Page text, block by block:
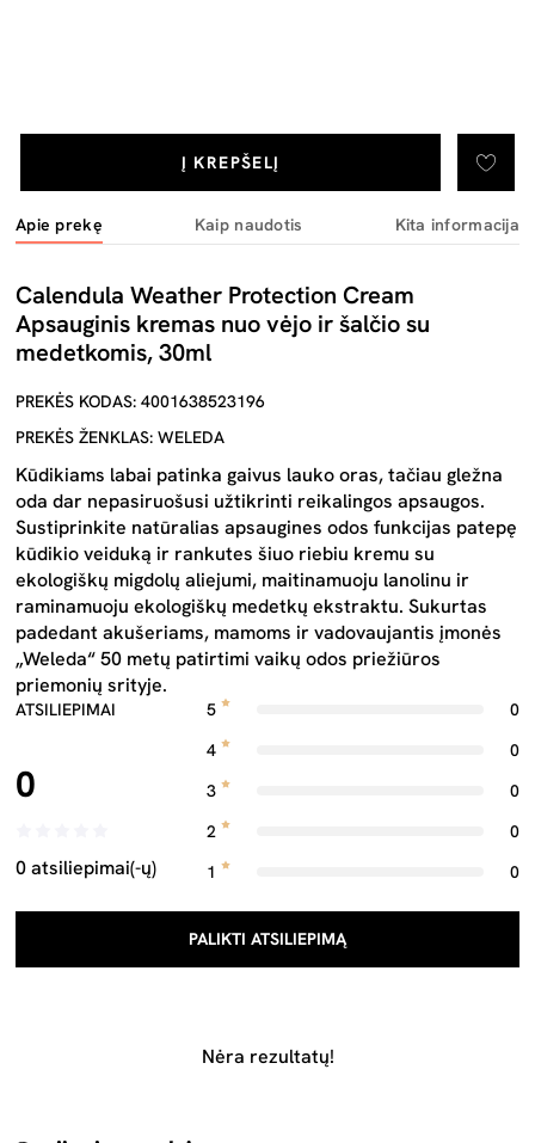
Į KREPŠELĮ
Apie prekę Kaip naudotis Kita informacija
Calendula Weather Protection Cream
Apsauginis kremas nuo vėjo ir šalčio su
medetkomis, 30ml
PREKĖS KODAS: 4001638523196
PREKĖS ŽENKLAS: WELEDA
Kūdikiams labai patinka gaivus lauko oras, tačiau gležna
oda dar nepasiruošusi užtikrinti reikalingos apsaugos.
Sustiprinkite natūralias apsaugines odos funkcijas patepę
kūdikio veiduką ir rankutes šiuo riebiu kremu su
ekologiškų migdolų aliejumi, maitinamuoju lanolinu ir
raminamuoju ekologiškų medetkų ekstraktu. Sukurtas
padedant akušeriams, mamoms ir vadovaujantis įmonės
„Weleda“ 50 metų patirtimi vaikų odos priežiūros
priemonių srityje.
ATSILIEPIMAI
0
0 atsiliepimai(-ų)
5
0
4
0
3
0
2
0
1
0
PALIKTI ATSILIEPIMĄ
Nėra rezultatų!